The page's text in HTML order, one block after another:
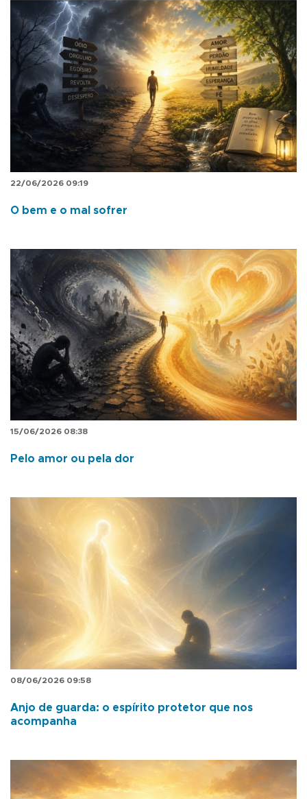
22/06/2026 09:19
O bem e o mal sofrer
15/06/2026 08:38
Pelo amor ou pela dor
08/06/2026 09:58
Anjo de guarda: o espírito protetor que nos
acompanha